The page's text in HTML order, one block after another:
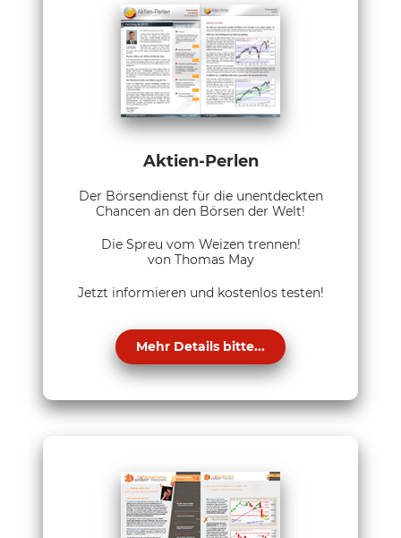
Aktien-Perlen
Der Börsendienst für die unentdeckten
Chancen an den Börsen der Welt!
Die Spreu vom Weizen trennen!
von Thomas May
Jetzt informieren und kostenlos testen!
Mehr Details bitte...